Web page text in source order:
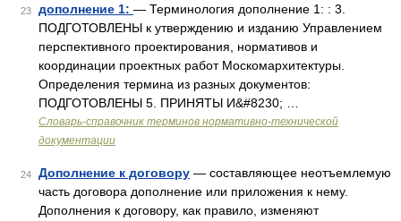
23 дополнение 1: — Терминология дополнение 1: : 3.
ПОДГОТОВЛЕНЫ к утверждению и изданию Управлением
перспективного проектирования, нормативов и
координации проектных работ Москомархитектуры.
Определения термина из разных документов:
ПОДГОТОВЛЕНЫ 5. ПРИНЯТЫ И&#8230; …
Словарь-справочник терминов нормативно-технической
документации
24 Дополнение к договору — составляющее неотъемлемую
часть договора дополнение или приложения к нему.
Дополнения к договору, как правило, изменяют